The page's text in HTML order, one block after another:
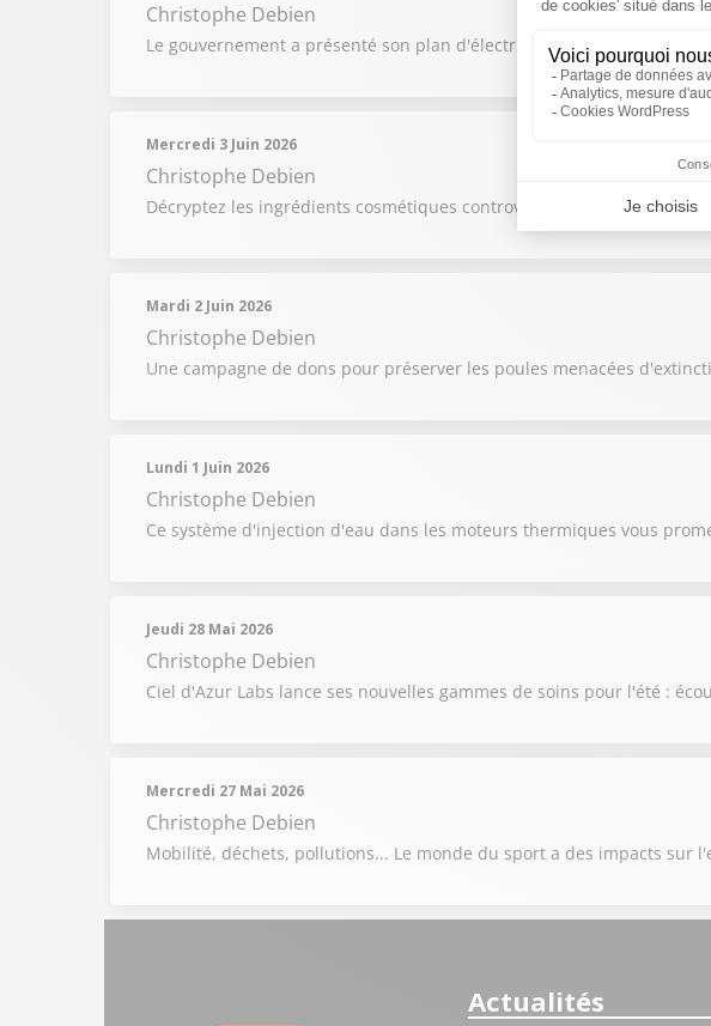
Christophe Debien
Le gouvernement a présenté son plan d'électrification de l'économie :
Mercredi 3 Juin 2026
Christophe Debien
Décryptez les ingrédients cosmétiques controversés et repérez le
Mardi 2 Juin 2026
Christophe Debien
Une campagne de dons pour préserver les poules menacées
Lundi 1 Juin 2026
Christophe Debien
Ce système d'injection d'eau dans les moteurs thermiques vous
Jeudi 28 Mai 2026
Christophe Debien
Ciel d'Azur Labs lance ses nouvelles gammes de soins pour l'été :
Mercredi 27 Mai 2026
Christophe Debien
Mobilité, déchets, pollutions... Le monde du sport a des impacts sur
Actualités